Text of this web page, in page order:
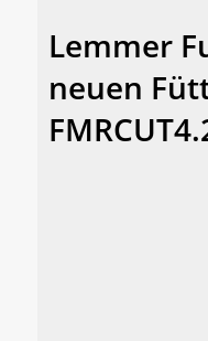
Lemmer
neuen